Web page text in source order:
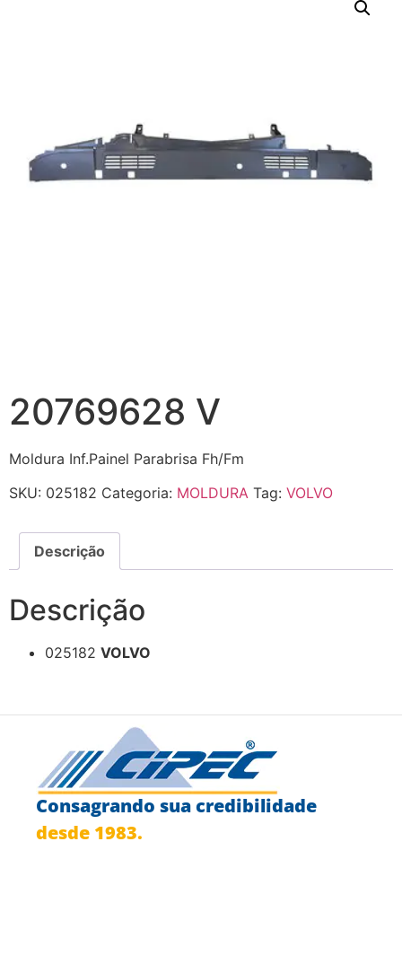
20769628 V
Moldura Inf.Painel Parabrisa Fh/Fm
SKU: 025182 Categoria: MOLDURA Tag: VOLVO
Descrição
Descrição
025182 VOLVO
Consagrando sua credibilidade
desde 1983.